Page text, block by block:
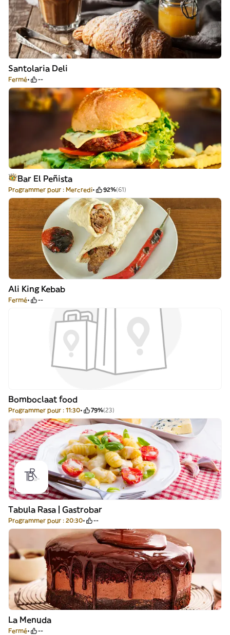
Santolaria Deli
Fermé --
Bar El Peñista
Programmer pour : Mercredi 92%(61)
Ali King Kebab
Fermé --
Bomboclaat food
Programmer pour : 11:30 79%(23)
Tabula Rasa | Gastrobar
Programmer pour : 20:30 --
La Menuda
Fermé --